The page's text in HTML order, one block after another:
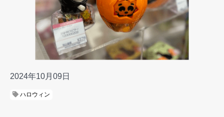
2024年10月09日
ハロウィン